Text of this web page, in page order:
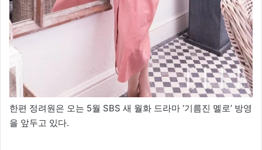
한편 정려원은 오는 5월 SBS 새 월화 드라마 ‘기름진 멜로’ 방영
을 앞두고 있다.